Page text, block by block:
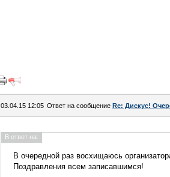
03.04.15 12:05 Ответ на сообщение Re: Дискус!
В ответ на:
В очередной раз восхищаюсь
Поздравления всем записавшимся!